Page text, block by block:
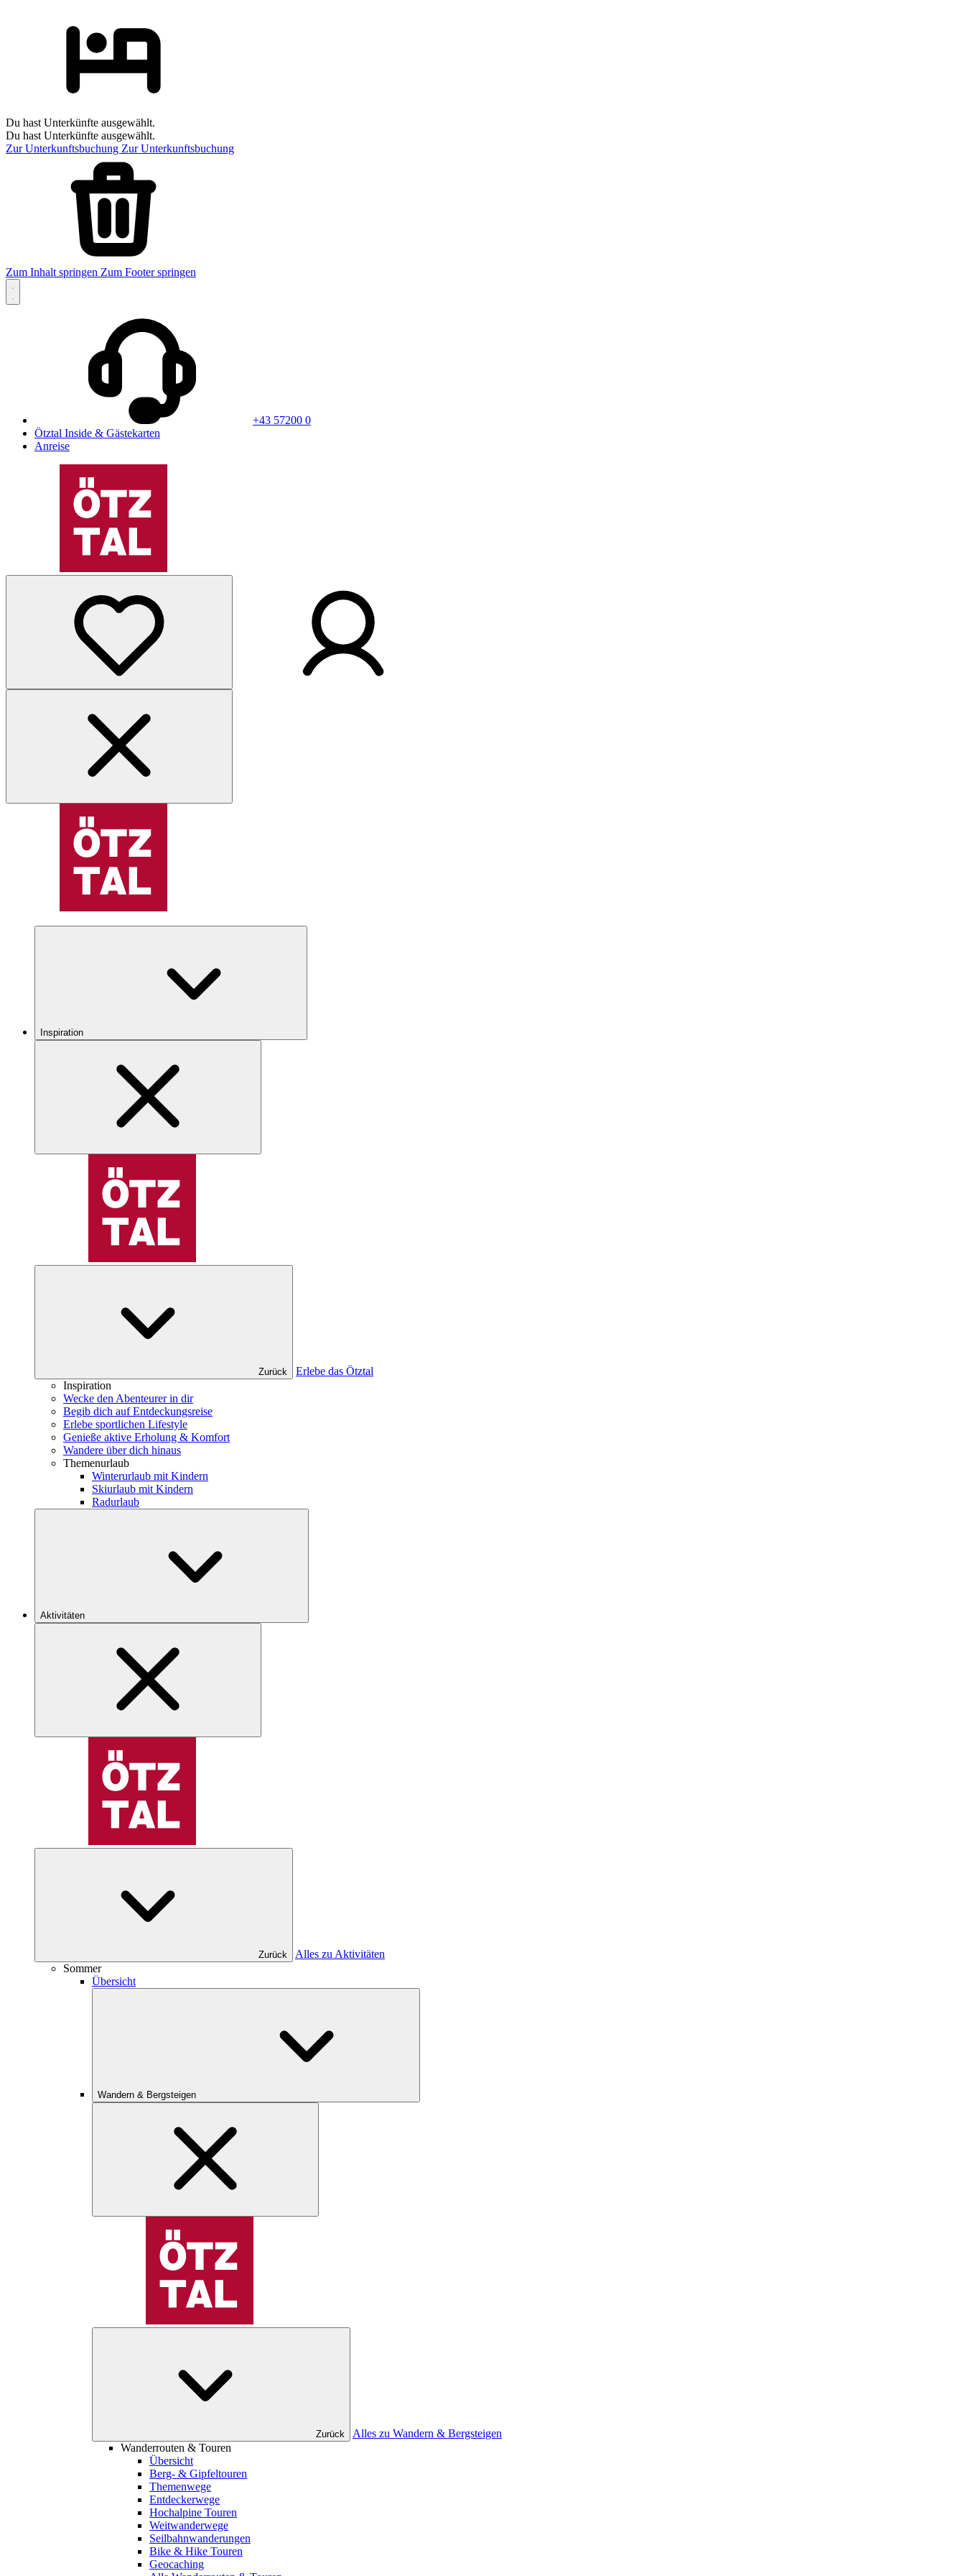
Du hast Unterkünfte ausgewählt.
Du hast Unterkünfte ausgewählt.
Zur Unterkunftsbuchung Zur Unterkunftsbuchung
Zum Inhalt springen Zum Footer springen
+43 57200 0
Ötztal Inside & Gästekarten
Anreise
Inspiration
Zurück
Erlebe das Ötztal
Inspiration
Wecke den Abenteurer in dir
Begib dich auf Entdeckungsreise
Erlebe sportlichen Lifestyle
Genieße aktive Erholung & Komfort
Wandere über dich hinaus
Themenurlaub
Winterurlaub mit Kindern
Skiurlaub mit Kindern
Radurlaub
Aktivitäten
Zurück
Alles zu Aktivitäten
Sommer
Übersicht
Wandern & Bergsteigen
Zurück
Alles zu Wandern & Bergsteigen
Wanderrouten & Touren
Übersicht
Berg- & Gipfeltouren
Themenwege
Entdeckerwege
Hochalpine Touren
Weitwanderwege
Seilbahnwanderungen
Bike & Hike Touren
Geocaching